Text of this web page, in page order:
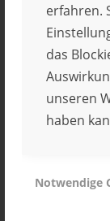
erfahren.
das
unseren
haben
Notwendige
Haftung für
Unser
Dritter, auf
haben
Inhalte
Die